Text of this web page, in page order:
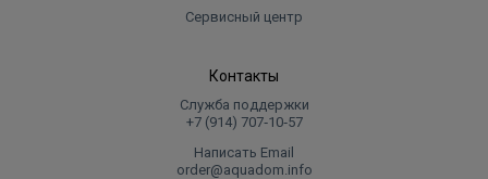
Сервисный центр
Контакты
Служба поддержки
+7 (914) 707‑10‑57
Написать Email
order@aquadom.info